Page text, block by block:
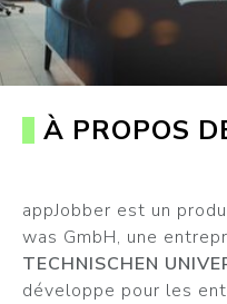
À PROPOS
appJobber est un
was GmbH, une
TECHNISCHEN
développe pour les